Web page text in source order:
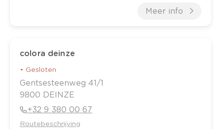
Meer info
colora deinze
• Gesloten
Gentsesteenweg 41/1
9800 DEINZE
+32 9 380 00 67
Routebeschrijving